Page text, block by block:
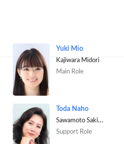
Yuki Mio
Kajiwara Midori
Main Role
Toda Naho
Sawamoto Sakiko [Ren's mother]
Support Role